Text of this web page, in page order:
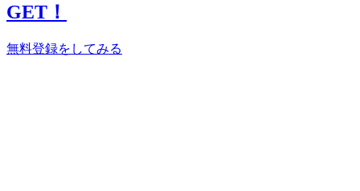
GET！
無料登録をしてみる